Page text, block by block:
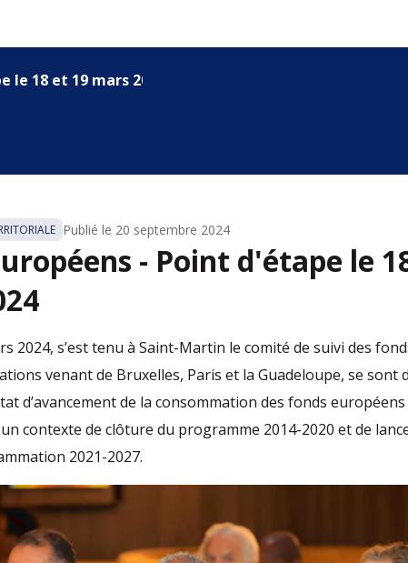
18 et 19 mars 2024
Publié le 20 septembre 2024
- Point d'étape le
2024, s’est tenu à Saint-Martin le comité de suivi des
venant de Bruxelles, Paris et la Guadeloupe, se sont
d’avancement de la consommation des fonds
contexte de clôture du programme 2014-2020 et de
2021-2027.